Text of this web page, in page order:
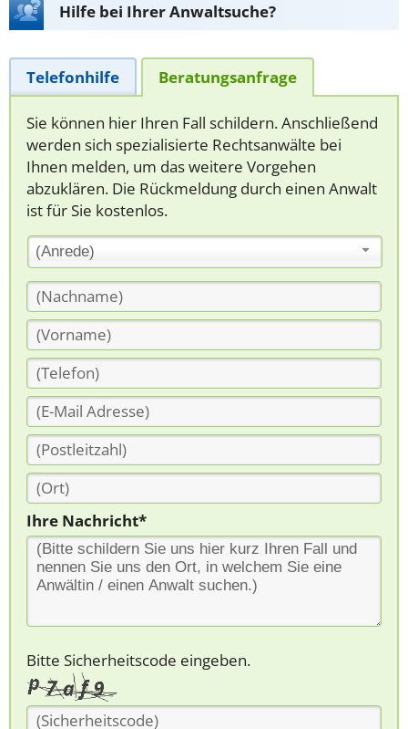
Hilfe bei Ihrer Anwaltsuche?
Telefonhilfe Beratungsanfrage
Sie können hier Ihren Fall schildern. Anschließend
werden sich spezialisierte Rechtsanwälte bei
Ihnen melden, um das weitere Vorgehen
abzuklären. Die Rückmeldung durch einen Anwalt
ist für Sie kostenlos.
(Anrede)
Ihre Nachricht*
Bitte Sicherheitscode eingeben.